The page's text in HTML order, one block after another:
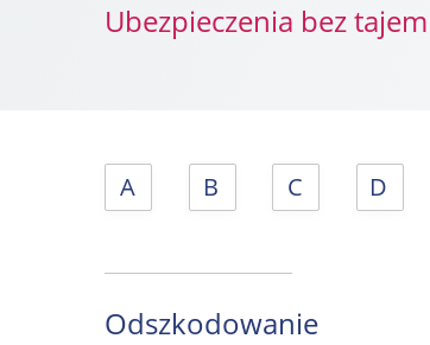
Ubezpieczenia bez
A B C D
Odszkodowanie